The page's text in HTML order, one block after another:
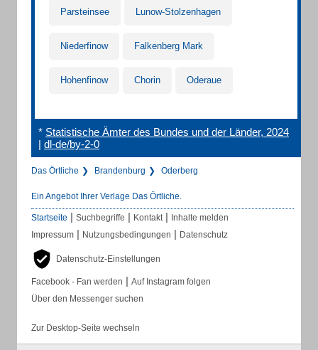
Parsteinsee Lunow-Stolzenhagen
Niederfinow Falkenberg Mark
Hohenfinow Chorin Oderaue
* Statistische Ämter des Bundes und der Länder, 2024
| dl-de/by-2-0
Das Örtliche Brandenburg Oderberg
Ein Angebot Ihrer Verlage Das Örtliche.
Startseite | Suchbegriffe | Kontakt | Inhalte melden
Impressum | Nutzungsbedingungen | Datenschutz
Datenschutz-Einstellungen
Facebook - Fan werden | Auf Instagram folgen
Über den Messenger suchen
Zur Desktop-Seite wechseln